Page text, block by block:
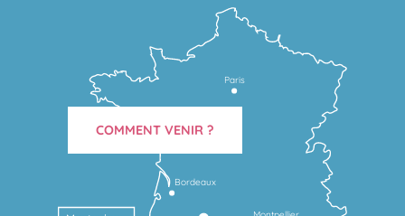
Bordeaux
Paris
COMMENT VENIR ?